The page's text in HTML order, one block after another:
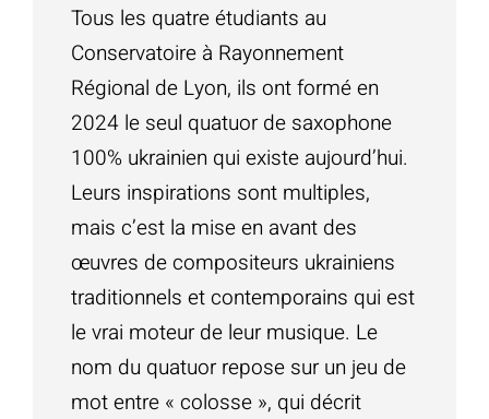
Tous les quatre étudiants au
Conservatoire à Rayonnement
Régional de Lyon, ils ont formé en
2024 le seul quatuor de saxophone
100% ukrainien qui existe aujourd’hui.
Leurs inspirations sont multiples,
mais c’est la mise en avant des
œuvres de compositeurs ukrainiens
traditionnels et contemporains qui est
le vrai moteur de leur musique. Le
nom du quatuor repose sur un jeu de
mot entre « colosse », qui décrit